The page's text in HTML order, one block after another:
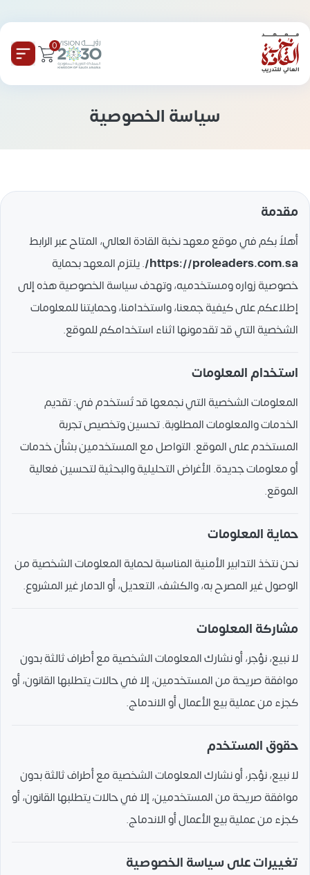
0
سياسة الخصوصية
مقدمة
أهلاً بكم في موقع معهد نخبة القادة العالي، المتاح عبر الرابط
https://proleaders.com.sa/ . يلتزم المعهد بحماية
خصوصية زواره ومستخدميه، وتهدف سياسة الخصوصية هذه إلى
إطلاعكم على كيفية جمعنا، واستخدامنا، وحمايتنا للمعلومات
الشخصية التي قد تقدمونها اثناء استخدامكم للموقع.
استخدام المعلومات
المعلومات الشخصية التي نجمعها قد تُستخدم في: تقديم
الخدمات والمعلومات المطلوبة. تحسين وتخصيص تجربة
المستخدم على الموقع. التواصل مع المستخدمين بشأن خدمات
أو معلومات جديدة. الأغراض التحليلية والبحثية لتحسين فعالية
الموقع.
حماية المعلومات
نحن نتخذ التدابير الأمنية المناسبة لحماية المعلومات الشخصية من
الوصول غير المصرح به، والكشف، التعديل، أو الدمار غير المشروع.
مشاركة المعلومات
لا نبيع، نؤجر، أو نشارك المعلومات الشخصية مع أطراف ثالثة بدون
موافقة صريحة من المستخدمين، إلا في حالات يتطلبها القانون، أو
كجزء من عملية بيع الأعمال أو الاندماج.
حقوق المستخدم
لا نبيع، نؤجر، أو نشارك المعلومات الشخصية مع أطراف ثالثة بدون
موافقة صريحة من المستخدمين، إلا في حالات يتطلبها القانون، أو
كجزء من عملية بيع الأعمال أو الاندماج.
تغييرات على سياسة الخصوصية